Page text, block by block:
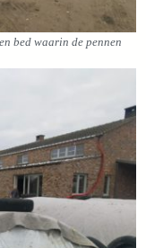
bed waarin de pennen